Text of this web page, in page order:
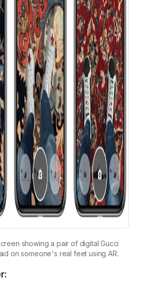
showing a pair of digital Gucci
on someone's real feet using AR.